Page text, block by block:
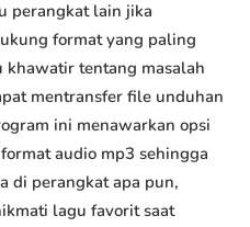
perangkat lain jika
format yang paling
khawatir tentang masalah
mentransfer file unduhan
ini menawarkan opsi
audio mp3 sehingga
di perangkat apa pun,
lagu favorit saat